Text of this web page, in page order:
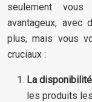
seulement
avantageux, avec
plus, mais vous
cruciaux :
La
les produits